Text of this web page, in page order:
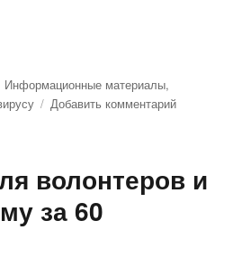
профилактики
Рубрики
Информационные материалы,
Добавить комментарийк
волонтеров и
за 60
для волонтеров и для тех кому за 60»